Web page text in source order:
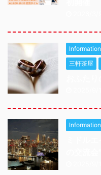
Information
三軒茶屋
Information